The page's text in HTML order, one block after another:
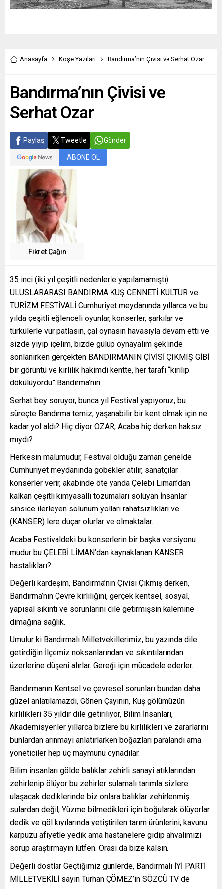
Anasayfa Köşe Yazıları Bandırma’nın Çivisi ve Serhat Ozar
Bandırma’nın Çivisi ve
Serhat Ozar
Paylaş Tweetle Gönder
ABONE OL
Fikret Çağın
35 inci (iki yıl çeşitli nedenlerle yapılamamıştı)
ULUSLARARASI BANDIRMA KUŞ CENNETİ KÜLTÜR ve
TURİZM FESTİVALİ Cumhuriyet meydanında yıllarca ve bu
yılda çeşitli eğlenceli oyunlar, konserler, şarkılar ve
türkülerle vur patlasın, çal oynasın havasıyla devam etti ve
sizde yiyip içelim, bizde gülüp oynayalım şeklinde
sonlanırken gerçekten BANDIRMANIN ÇİVİSİ ÇIKMIŞ GİBİ
bir görüntü ve kirlilik hakimdi kentte, her tarafı “kırılıp
dökülüyordu” Bandırma’nın.
Serhat bey soruyor, bunca yıl Festival yapıyoruz, bu
süreçte Bandırma temiz, yaşanabilir bir kent olmak için ne
kadar yol aldı? Hiç diyor OZAR, Acaba hiç derken haksız
mıydı?
Herkesin malumudur, Festival olduğu zaman genelde
Cumhuriyet meydanında göbekler atılır, sanatçılar
konserler verir, akabinde öte yanda Çelebi Liman’dan
kalkan çeşitli kimyasallı tozumaları soluyan İnsanlar
sinsice ilerleyen solunum yolları rahatsızlıkları ve
(KANSER) lere duçar olurlar ve olmaktalar.
Acaba Festivaldeki bu konserlerin bir başka versiyonu
mudur bu ÇELEBİ LİMAN’dan kaynaklanan KANSER
hastalıkları?.
Değerli kardeşim, Bandırma’nın Çivisi Çıkmış derken,
Bandırma’nın Çevre kirliliğini, gerçek kentsel, sosyal,
yapısal sıkıntı ve sorunlarını dile getirmişsin kalemine
dimağına sağlık.
Umulur ki Bandırmalı Milletvekillerimiz, bu yazında dile
getirdiğin İlçemiz noksanlarından ve sıkıntılarından
üzerlerine düşeni alırlar. Gereği için mücadele ederler.
Bandırmanın Kentsel ve çevresel sorunları bundan daha
güzel anlatılamazdı, Gönen Çayının, Kuş gölümüzün
kirlilikleri 35 yıldır dile getiriliyor, Bilim İnsanları,
Akademisyenler yıllarca bizlere bu kirlilikleri ve zararlarını
bunlardan arınmayı anlatırlarken boğazları paralandı ama
yöneticiler hep üç maymunu oynadılar.
Bilim insanları gölde balıklar zehirli sanayi atıklarından
zehirlenip ölüyor bu zehirler sulamalı tarımla sizlere
ulaşacak dediklerinde biz onlara balıklar zehirlenmiş
sulardan değil, Yüzme bilmedikleri için boğularak ölüyorlar
dedik ve göl kıyılarında yetiştirilen tarım ürünlerini, kavunu
karpuzu afiyetle yedik ama hastanelere gidip ahvalimizi
sorup araştırmayın lütfen. Orası da bize kalsın.
Değerli dostlar Geçtiğimiz günlerde, Bandırmalı İYİ PARTİ
MİLLETVEKİLİ sayın Turhan ÇÖMEZ’in SÖZCÜ TV de